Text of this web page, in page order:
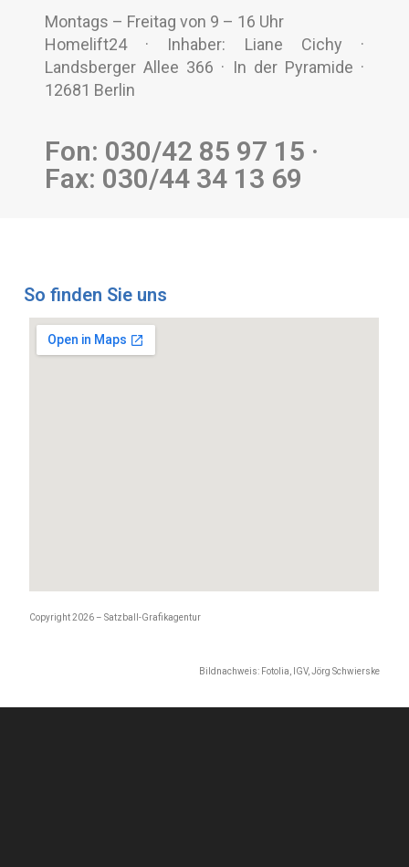
Montags – Freitag von 9 – 16 Uhr
Homelift24 · Inhaber: Liane Cichy ·
Landsberger Allee 366 · In der Pyramide ·
12681 Berlin
Fon: 030/42 85 97 15 ·
Fax: 030/44 34 13 69
So finden Sie uns
Copyright 2026 – Satzball-Grafikagentur
Bildnachweis: Fotolia, IGV, Jörg Schwierske